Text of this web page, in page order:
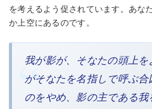
を考えるよう促されています。あな
か上空にあるのです。
我が影が、そなたの頭上
がそなたを名指しで呼ぶ
のをやめ、影の主である